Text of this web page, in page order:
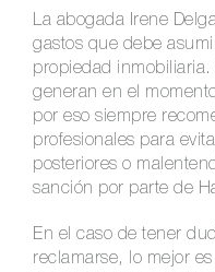
La abogada Irene
gastos que debe
propiedad
generan en el
por eso siempre
profesionales para
posteriores o
sanción por parte de
En el caso de tener
reclamarse, lo mejor